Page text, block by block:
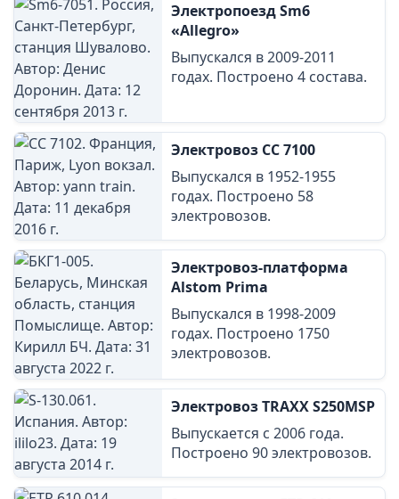
Электропоезд Sm6
«Allegro»
Выпускался в 2009-2011
годах. Построено 4 состава.
Электровоз CC 7100
Выпускался в 1952-1955
годах. Построено 58
электровозов.
Электровоз-платформа
Alstom Prima
Выпускался в 1998-2009
годах. Построено 1750
электровозов.
Электровоз TRAXX S250MSP
Выпускается с 2006 года.
Построено 90 электровозов.